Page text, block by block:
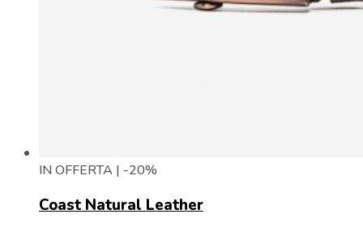
IN OFFERTA | -20%
Coast Natural Leather